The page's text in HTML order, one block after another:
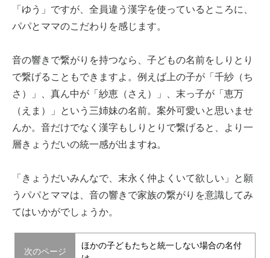
「ゆう」ですが、全員違う漢字を使っているところに、
パパとママのこだわりを感じます。
音の響きで繋がりを持つなら、子どもの名前をしりとり
で繋げることもできますよ。例えば上の子が「千紗（ち
さ）」、真ん中が「紗恵（さえ）」、末っ子が「恵万
（えま）」という三姉妹の名前。案外可愛いと思いませ
んか。音だけでなく漢字もしりとりで繋げると、より一
層きょうだいの統一感が出ますね。
「きょうだいみんなで、末永く仲よくいて欲しい」と願
うパパとママは、音の響きで家族の繋がりを意識してみ
てはいかがでしょうか。
次のページ
ほかの子どもたちと統一しない場合の名付